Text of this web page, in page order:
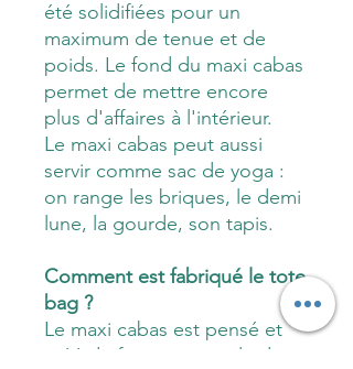
été solidifiées pour un
maximum de tenue et de
poids. Le fond du maxi cabas
permet de mettre encore
plus d'affaires à l'intérieur.
Le maxi cabas peut aussi
servir comme sac de yoga :
on range les briques, le demi
lune, la gourde, son tapis.
Comment est fabriqué le tote
bag ?
Le maxi cabas est pensé et
créé de façon artisanale dans